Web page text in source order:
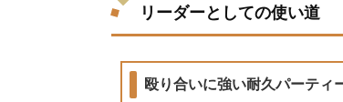
リーダーとしての使い道
殴り合いに強い耐久パーティ